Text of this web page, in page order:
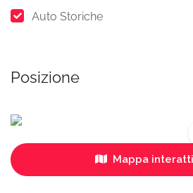
Auto Storiche
Posizione
Mappa